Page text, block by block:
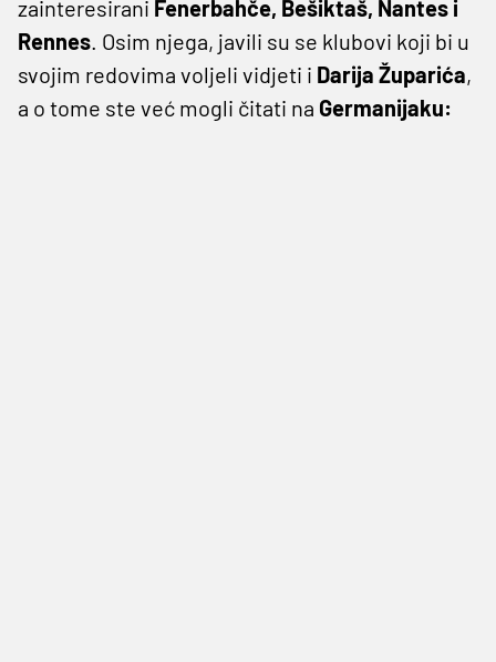
zainteresirani Fenerbahče, Bešiktaš, Nantes i
Rennes. Osim njega, javili su se klubovi koji bi u
svojim redovima voljeli vidjeti i Darija Župarića,
a o tome ste već mogli čitati na Germanijaku: